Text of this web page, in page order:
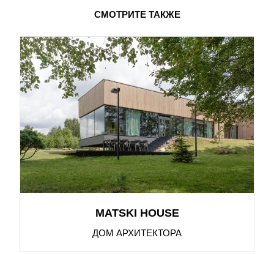
СМОТРИТЕ ТАКЖЕ
MATSKI HOUSE
ДОМ АРХИТЕКТОРА